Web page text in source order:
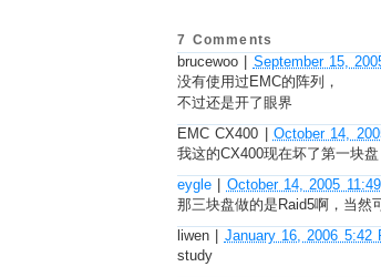
7 Comments
brucewoo | September 15,
没有使用过EMC的阵列，
不过还是开了眼界
EMC CX400 | October 14,
我这的CX400现在坏了第一块
eygle | October 14, 2005
那三块盘做的是Raid5啊，当然
liwen | January 16, 2006 5:42
study